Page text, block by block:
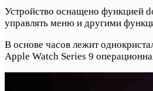
Устройство оснащено функцией
управлять меню и другими
В основе часов лежит
Apple Watch Series 9